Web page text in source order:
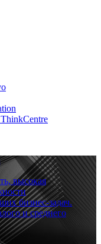
высокая
бизнес-задач.
и среднего